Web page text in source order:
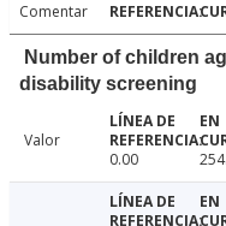
Comentar
Number of children
disability screening
Valor
0.00